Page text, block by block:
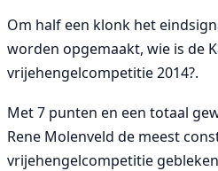
Om half een klonk het
worden opgemaakt, wie is de
vrijehengelcompetitie 2014?.
Met 7 punten en een totaal
Rene Molenveld de meest
vrijehengelcompetitie